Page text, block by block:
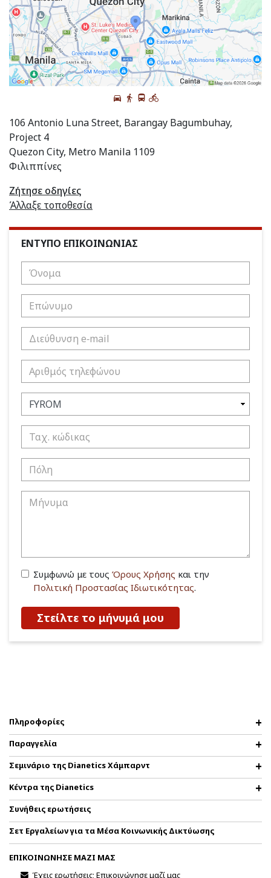
106 Antonio Luna Street, Barangay Bagumbuhay,
Project 4
Quezon City, Metro Manila 1109
Φιλιππίνες
Ζήτησε οδηγίες
Άλλαξε τοποθεσία
ΕΝΤΥΠΟ ΕΠΙΚΟΙΝΩΝΙΑΣ
Συμφωνώ με τους Όρους Χρήσης και την
Πολιτική Προστασίας Ιδιωτικότητας.
Στείλτε το μήνυμά μου
Πληροφορίες
Παραγγελία
Σεμινάριο της Dianetics Χάμπαρντ
Κέντρα της Dianetics
Συνήθεις ερωτήσεις
Σετ Εργαλείων για τα Μέσα Κοινωνικής Δικτύωσης
ΕΠΙΚΟΙΝΩΝΗΣΕ ΜΑΖΙ ΜΑΣ
Έχεις ερωτήσεις; Επικοινώνησε μαζί μας